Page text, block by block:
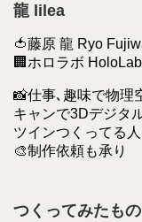
龍 lilea
🍅藤原 龍 Ryo
🏢ホロラボ
📸仕事､趣味で物理
キャンで3Dデジタ
ツインつくってる人
🎨制作依頼も承り
つくってみたもの